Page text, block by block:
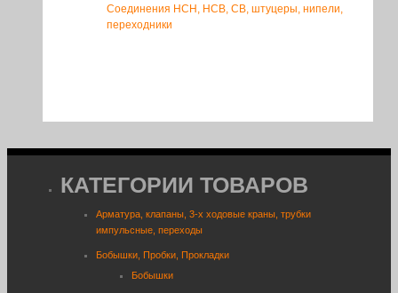
Соединения НСН, НСВ, СВ, штуцеры, нипели,
переходники
КАТЕГОРИИ ТОВАРОВ
Арматура, клапаны, 3-х ходовые краны, трубки
импульсные, переходы
Бобышки, Пробки, Прокладки
Бобышки